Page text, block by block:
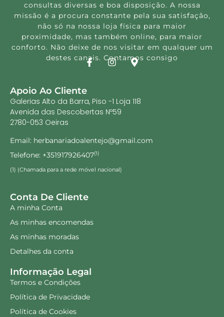
consultas diversas e boa disposição. A nossa
missão é a procura constante pela sua satisfação,
não só na nossa loja física para maior
proximidade, mas também online, para maior
conforto. Não deixe de nos visitar em qualquer um
destes canais. Contamos consigo
Apoio Ao Cliente
Galerias Alto da Barra, Piso -1 Loja 118
Avenida das Descobertas Nº59
2780-053 Oeiras
Email: herbanariadoalentejo@gmail.com
Telefone: +351917926407(1)
(1) (Chamada para a rede móvel nacional)
Conta De Cliente
A minha Conta
As minhas encomendas
As minhas moradas
Detalhes da conta
Informação Legal
Termos e Condições
Política de Privacidade
Política de Cookies